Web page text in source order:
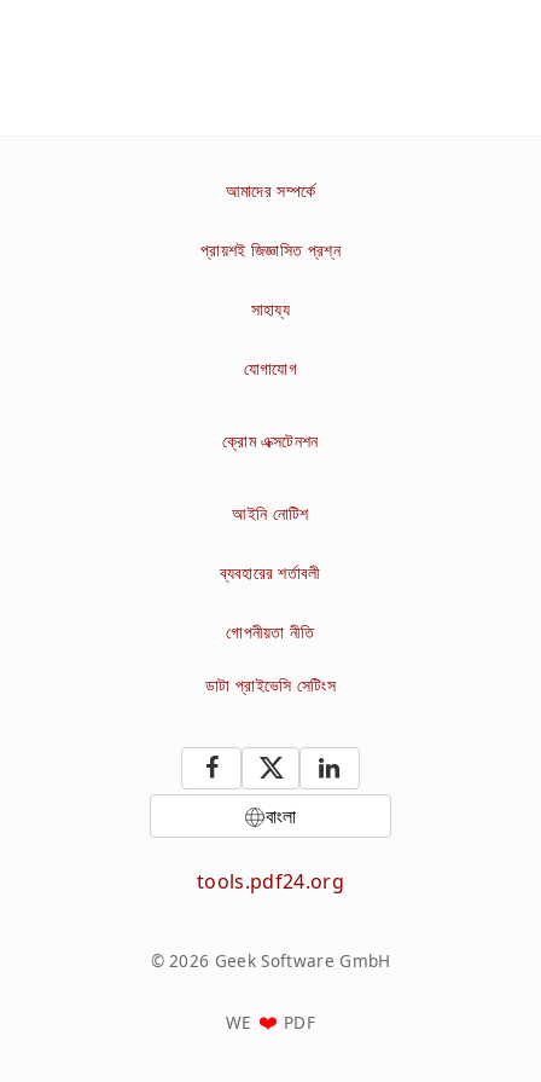
আমাদের সম্পর্কে
প্রায়শই জিজ্ঞাসিত প্রশ্ন
সাহায্য
যোগাযোগ
ক্রোম এক্সটেনশন
আইনি নোটিশ
ব্যবহারের শর্তাবলী
গোপনীয়তা নীতি
ডাটা প্রাইভেসি সেটিংস
বাংলা
tools.pdf24.org
© 2026 Geek Software GmbH
WE PDF